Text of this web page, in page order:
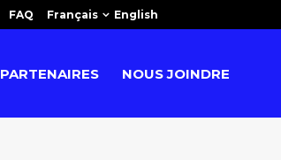
FAQ Français English
PARTENAIRES NOUS JOINDRE